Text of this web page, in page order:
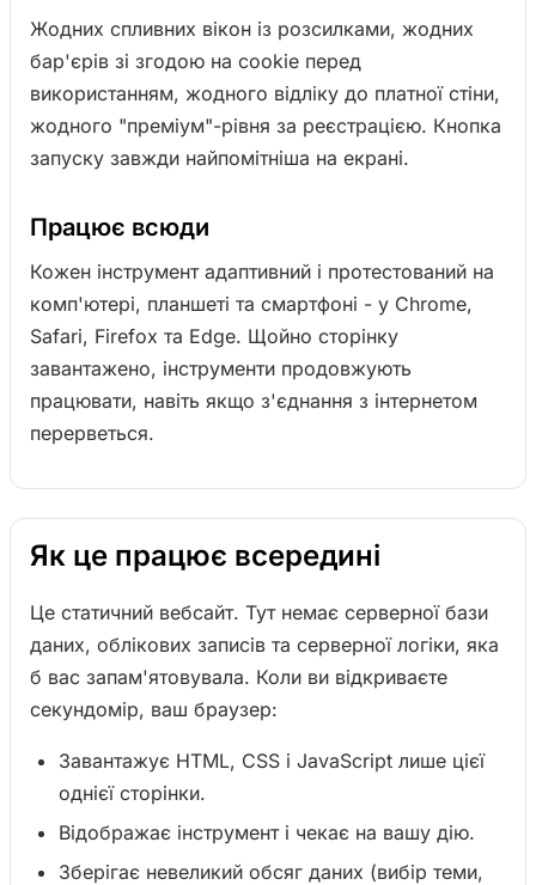
Жодних спливних вікон із розсилками, жодних
бар'єрів зі згодою на cookie перед
використанням, жодного відліку до платної стіни,
жодного "преміум"-рівня за реєстрацією. Кнопка
запуску завжди найпомітніша на екрані.
Працює всюди
Кожен інструмент адаптивний і протестований на
комп'ютері, планшеті та смартфоні - у Chrome,
Safari, Firefox та Edge. Щойно сторінку
завантажено, інструменти продовжують
працювати, навіть якщо з'єднання з інтернетом
перерветься.
Як це працює всередині
Це статичний вебсайт. Тут немає серверної бази
даних, облікових записів та серверної логіки, яка
б вас запам'ятовувала. Коли ви відкриваєте
секундомір, ваш браузер:
Завантажує HTML, CSS і JavaScript лише цієї
однієї сторінки.
Відображає інструмент і чекає на вашу дію.
Зберігає невеликий обсяг даних (вибір теми,